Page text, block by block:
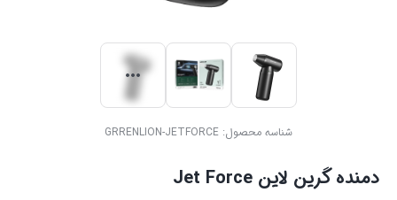
شناسه محصول: GRRENLION-JETFORCE
دمنده گرین لاین Jet Force